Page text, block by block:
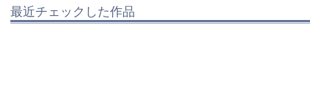
最近チェックした作品